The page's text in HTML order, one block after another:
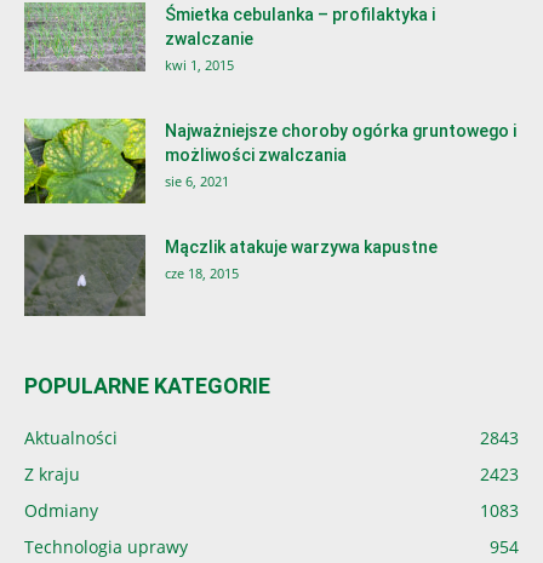
Śmietka cebulanka – profilaktyka i
zwalczanie
kwi 1, 2015
Najważniejsze choroby ogórka gruntowego i
możliwości zwalczania
sie 6, 2021
Mączlik atakuje warzywa kapustne
cze 18, 2015
POPULARNE KATEGORIE
Aktualności
2843
Z kraju
2423
Odmiany
1083
Technologia uprawy
954